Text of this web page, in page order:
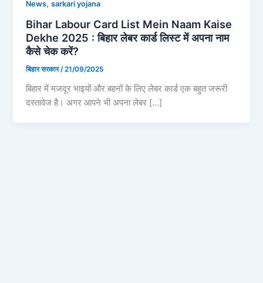
News,sarkari yojana
Bihar Labour Card List Mein Naam Kaise
Dekhe 2025 : बिहार लेबर कार्ड लिस्ट में अपना नाम
कैसे चेक करें?
बिहार सरकार/21/09/2025
बिहार में मजदूर भाइयों और बहनों के लिए लेबर कार्ड एक बहुत जरूरी
दस्तावेज है। अगर आपने भी अपना लेबर […]